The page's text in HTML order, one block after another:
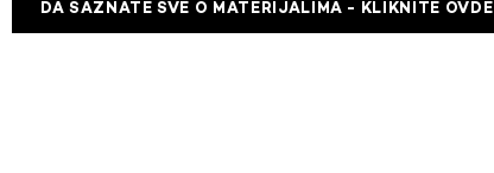
DA SAZNATE SVE O MATERIJALIMA - KLIKNITE OVDE